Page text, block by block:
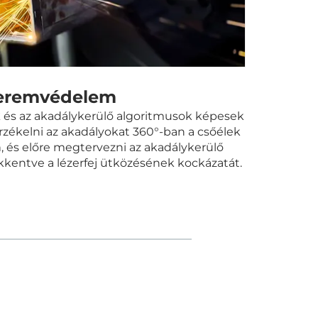
az akadálykerülő algoritmusok képesek
az akadályokat 360°-ban a csőélek
és előre megtervezni az akadálykerülő
a lézerfej ütközésének kockázatát.